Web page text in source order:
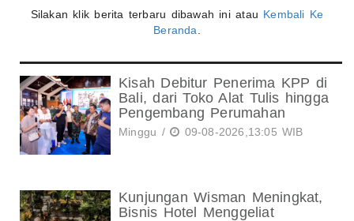
Silakan klik berita terbaru dibawah ini atau Kembali Ke
Beranda
Kisah Debitur Penerima KPP di
Bali, dari Toko Alat Tulis hingga
Pengembang Perumahan
Minggu / 09-08-2026,13:05 WIB
Kunjungan Wisman Meningkat,
Bisnis Hotel Menggeliat